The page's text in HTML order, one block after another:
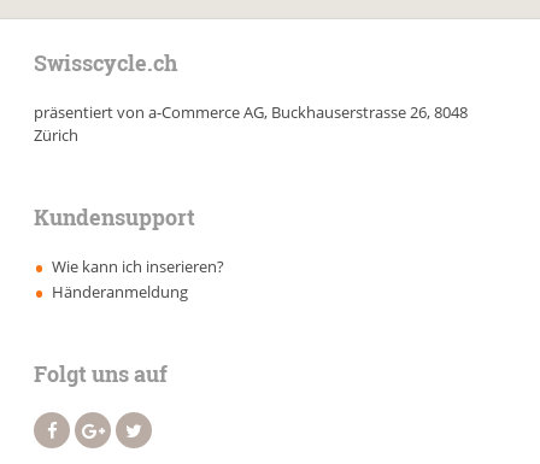
Swisscycle.ch
präsentiert von a-Commerce AG, Buckhauserstrasse 26, 8048
Zürich
Kundensupport
Wie kann ich inserieren?
Händeranmeldung
Folgt uns auf